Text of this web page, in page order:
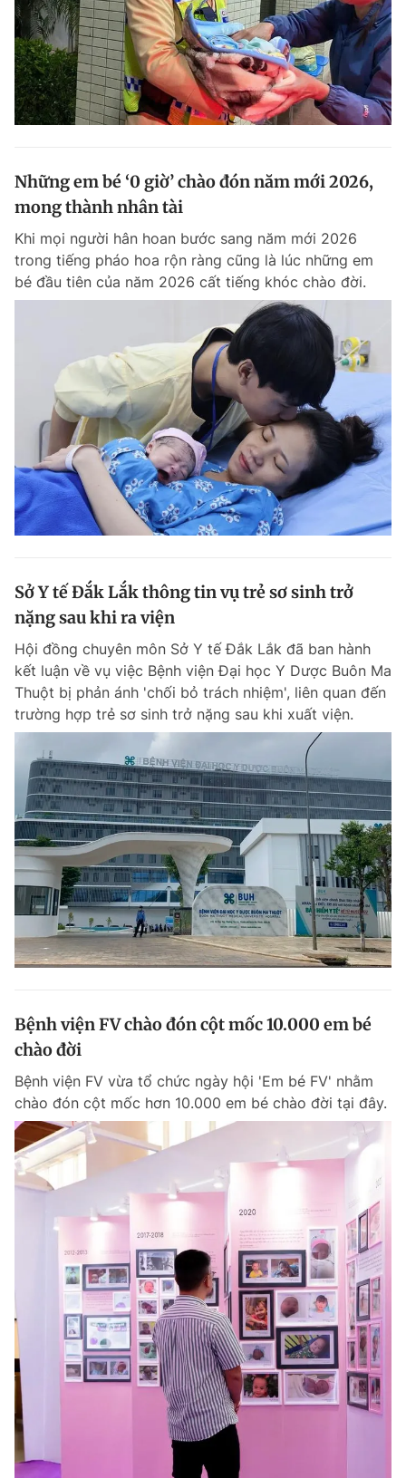
Những em bé ‘0 giờ’ chào đón năm mới 2026,
mong thành nhân tài
Khi mọi người hân hoan bước sang năm mới 2026
trong tiếng pháo hoa rộn ràng cũng là lúc những em
bé đầu tiên của năm 2026 cất tiếng khóc chào đời.
Sở Y tế Đắk Lắk thông tin vụ trẻ sơ sinh trở
nặng sau khi ra viện
Hội đồng chuyên môn Sở Y tế Đắk Lắk đã ban hành
kết luận về vụ việc Bệnh viện Đại học Y Dược Buôn Ma
Thuột bị phản ánh 'chối bỏ trách nhiệm', liên quan đến
trường hợp trẻ sơ sinh trở nặng sau khi xuất viện.
Bệnh viện FV chào đón cột mốc 10.000 em bé
chào đời
Bệnh viện FV vừa tổ chức ngày hội 'Em bé FV' nhằm
chào đón cột mốc hơn 10.000 em bé chào đời tại đây.